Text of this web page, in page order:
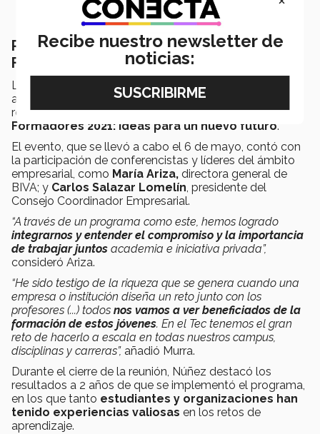
Realizan encuentro virtual de Socios
Formadores
Líderes de organizaciones socio formadoras,
académicos y directivos del Tec de Monterrey se
reunieron de manera virtual en elSummit de Socios
Formadores 2021: Ideas para un nuevo futuro.
El evento, que se llevó a cabo el 6 de mayo, contó con
la participación de conferencistas y líderes del ámbito
empresarial, como María Ariza, directora general de
BIVA; y Carlos Salazar Lomelín, presidente del
Consejo Coordinador Empresarial.
“A través de un programa como este, hemos logrado
integrarnos y entender el compromiso y la importancia
de trabajar juntos academia e iniciativa privada”,
consideró Ariza.
“He sido testigo de la riqueza que se genera cuando una
empresa o institución diseña un reto junto con los
profesores (...) todos nos vamos a ver beneficiados de la
formación de estos jóvenes. En el Tec tenemos el gran
reto de hacerlo a escala en todas nuestros campus,
disciplinas y carreras”, añadió Murra.
Durante el cierre de la reunión, Núñez destacó los
resultados a 2 años de que se implementó el programa,
en los que tanto estudiantes y organizaciones han
tenido experiencias valiosas en los retos de
aprendizaje.
Recibe nuestro newsletter de
noticias: